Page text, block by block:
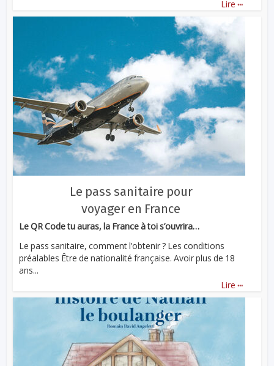
Lire
Le pass sanitaire pour
voyager en France
Le QR Code tu auras, la France à toi s’ouvrira…
Le pass sanitaire, comment l’obtenir ? Les conditions
préalables Être de nationalité française. Avoir plus de 18
ans...
Lire ...